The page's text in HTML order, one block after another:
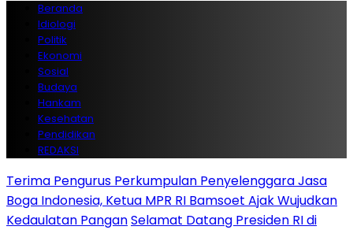
Beranda
Idiologi
Politik
Ekonomi
Sosial
Budaya
Hankam
Kesehatan
Pendidikan
REDAKSI
Terima Pengurus Perkumpulan Penyelenggara Jasa
Boga Indonesia, Ketua MPR RI Bamsoet Ajak Wujudkan
Kedaulatan PanganSelamat Datang Presiden RI di